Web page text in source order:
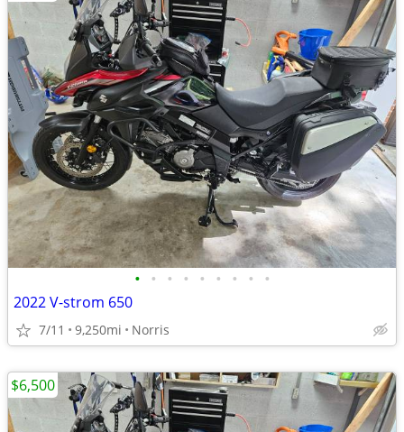
• • • • • • • • •
2022 V-strom 650
7/11 9,250mi Norris
$6,500